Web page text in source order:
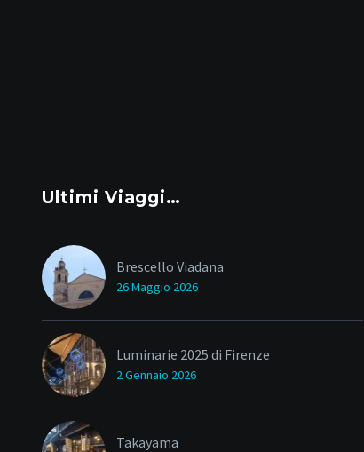
Ultimi Viaggi…
Brescello Viadana
26 Maggio 2026
Luminarie 2025 di Firenze
2 Gennaio 2026
Takayama